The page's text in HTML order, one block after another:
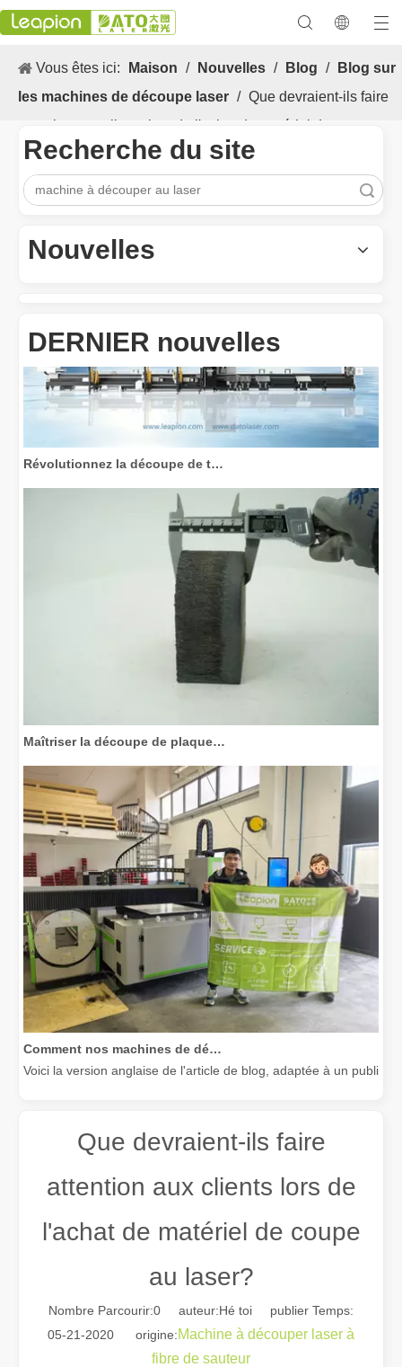
Vous êtes ici: Maison / Nouvelles / Blog /
Blog sur
les machines de découpe laser / Que devraient-ils faire
attention aux clients lors de l'achat de matériel de coupe au
laser?
Recherche du site
Nouvelles
DERNIER nouvelles
Voici la version anglaise de l'article de blog, adaptée à un public
Guide 2026 : Comment les machines de découpe de tubes au laser à fibre révolutionnent la fabrication de tuyaux
Que devraient-ils faire
attention aux clients lors de
l'achat de matériel de coupe
au laser?
Nombre Parcourir:0 auteur:Hé toi publier Temps:
05-21-2020 origine:Machine à découper laser à
fibre de sauteur